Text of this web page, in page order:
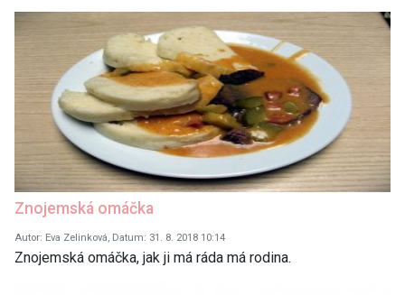
Znojemská omáčka
Autor: Eva Zelinková, Datum: 31. 8. 2018 10:14
Znojemská omáčka, jak ji má ráda má rodina.